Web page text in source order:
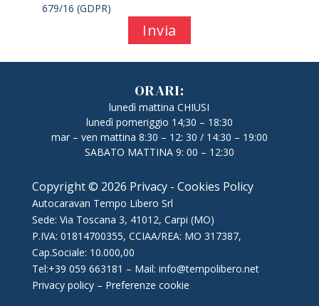
679/16 (GDPR)
ORARI:
lunedì mattina CHIUSI
lunedì pomeriggio 14;30 – 18:30
mar – ven mattina 8:30 – 12: 30 / 14:30 – 19:00
SABATO MATTINA 9: 00 – 12:30
Copyright © 2026 Privacy - Cookies Policy
Autocaravan Tempo Libero Srl
Sede: Via Toscana 3, 41012, Carpi (MO)
P.IVA: 01814700355, CCIAA/REA: MO 317387,
Cap.Sociale: 10.000,00
Tel:+39 059 663181 – Mail: info@tempolibero.net
Privacy policy– Preferenze cookie